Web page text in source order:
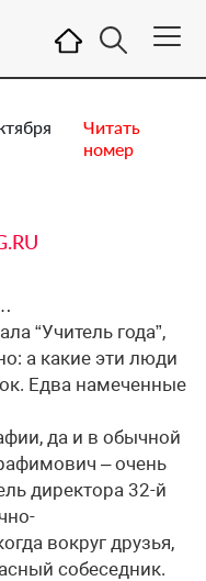
Читать
номер
“Учитель года”,
а какие эти люди
Едва намеченные
да и в обычной
– очень
директора 32-й
вокруг друзья,
собеседник.